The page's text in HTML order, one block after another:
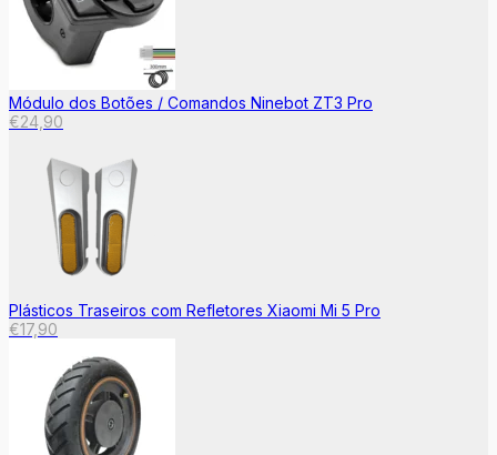
Módulo dos Botões / Comandos Ninebot ZT3 Pro
€24,90
Plásticos Traseiros com Refletores Xiaomi Mi 5 Pro
€17,90